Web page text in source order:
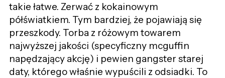
takie łatwe. Zerwać z kokainowym
półświatkiem. Tym bardziej, że pojawiają się
przeszkody. Torba z różowym towarem
najwyższej jakości (specyficzny mcguffin
napędzający akcję) i pewien gangster starej
daty, którego właśnie wypuścili z odsiadki. To